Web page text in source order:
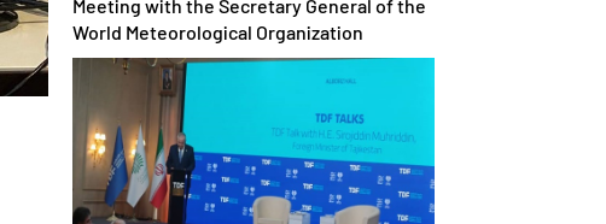
Meeting with the Secretary General of the
World Meteorological Organization